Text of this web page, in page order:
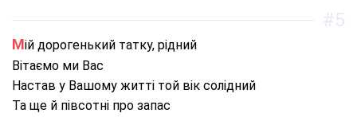
Мій дорогенький татку, рідний
Вітаємо ми Вас
Настав у Вашому житті той вік солідний
Та ще й півсотні про запас
#5